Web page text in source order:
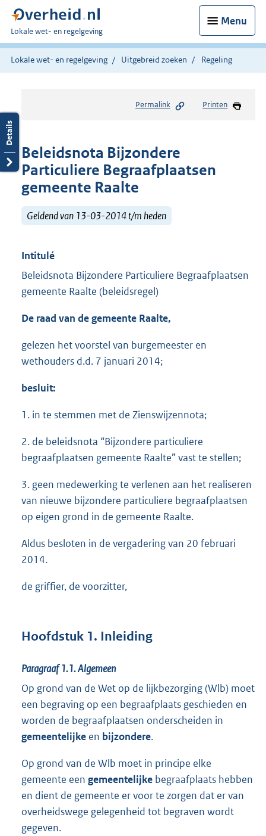
Menu
U
bent
hier:
Lokale wet- en regelgeving
Lokale wet- en regelgeving Uitgebreid zoeken Regeling
Permalink Printen
Beleidsnota Bijzondere
Particuliere Begraafplaatsen
gemeente Raalte
Geldend van 13-03-2014 t/m heden
Intitulé
Beleidsnota Bijzondere Particuliere Begraafplaatsen
gemeente Raalte (beleidsregel)
De raad van de gemeente Raalte,
gelezen het voorstel van burgemeester en
wethouders d.d. 7 januari 2014;
besluit:
1. in te stemmen met de Zienswijzennota;
2. de beleidsnota “Bijzondere particuliere
begraafplaatsen gemeente Raalte” vast te stellen;
3. geen medewerking te verlenen aan het realiseren
van nieuwe bijzondere particuliere begraafplaatsen
op eigen grond in de gemeente Raalte.
Aldus besloten in de vergadering van 20 februari
2014.
de griffier, de voorzitter,
Hoofdstuk 1. Inleiding
Paragraaf 1.1.Algemeen
Op grond van de Wet op de lijkbezorging (Wlb) moet
een begraving op een begraafplaats geschieden en
worden de begraafplaatsen onderscheiden in
gemeentelijke en bijzondere.
Op grond van de Wlb moet in principe elke
gemeente een gemeentelijke begraafplaats hebben
en dient de gemeente er voor te zorgen dat er van
overheidswege gelegenheid tot begraven wordt
gegeven.